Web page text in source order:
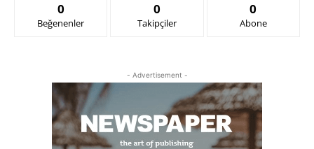
0
Beğenenler
0
Takipçiler
0
Abone
- Advertisement -